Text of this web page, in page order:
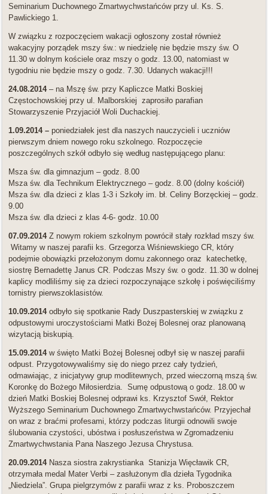
Seminarium Duchownego Zmartwychwstańców przy ul. Ks. S.
Pawlickiego 1.
W związku z rozpoczęciem wakacji ogłoszony został również
wakacyjny porządek mszy św.: w niedzielę nie będzie mszy św. O
11.30 w dolnym kościele oraz mszy o godz. 13.00, natomiast w
tygodniu nie będzie mszy o godz. 7.30. Udanych wakacji!!!
24.08.2014– na Mszę św. przy Kapliczce Matki Boskiej
Częstochowskiej przy ul. Malborskiej zaprosiło parafian
Stowarzyszenie Przyjaciół Woli Duchackiej.
1.09.2014 –poniedziałek jest dla naszych nauczycieli i uczniów
pierwszym dniem nowego roku szkolnego. Rozpoczęcie
poszczególnych szkół odbyło się według następującego planu:
Msza św. dla gimnazjum – godz. 8.00
Msza św. dla Technikum Elektrycznego – godz. 8.00 (dolny kościół)
Msza św. dla dzieci z klas 1-3 i Szkoły im. bł. Celiny Borzęckiej – godz.
9.00
Msza św. dla dzieci z klas 4-6- godz. 10.00
07.09.2014Z nowym rokiem szkolnym powrócił stały rozkład mszy św.
Witamy w naszej parafii ks. Grzegorza Wiśniewskiego CR, który
podejmie obowiązki przełożonym domu zakonnego oraz katechetkę,
siostrę Bernadettę Janus CR. Podczas Mszy św. o godz. 11.30 w dolnej
kaplicy modliliśmy się za dzieci rozpoczynające szkołę i poświęciliśmy
tornistry pierwszoklasistów.
10.09.2014odbyło się spotkanie Rady Duszpasterskiej w związku z
odpustowymi uroczystościami Matki Bożej Bolesnej oraz planowaną
wizytacją biskupią.
15.09.2014w święto Matki Bożej Bolesnej odbył się w naszej parafii
odpust. Przygotowywaliśmy się do niego przez cały tydzień,
odmawiając, z inicjatywy grup modlitewnych, przed wieczorną mszą św.
Koronkę do Bożego Miłosierdzia. Sumę odpustową o godz. 18.00 w
dzień Matki Boskiej Bolesnej odprawi ks. Krzysztof Swół, Rektor
Wyższego Seminarium Duchownego Zmartwychwstańców. Przyjechał
on wraz z braćmi profesami, którzy podczas liturgii odnowili swoje
ślubowania czystości, ubóstwa i posłuszeństwa w Zgromadzeniu
Zmartwychwstania Pana Naszego Jezusa Chrystusa.
20.09.2014Nasza siostra zakrystianka Stanizja Więcławik CR,
otrzymała medal Mater Verbi – zasłużonym dla dzieła Tygodnika
„Niedziela”. Grupa pielgrzymów z parafii wraz z ks. Proboszczem